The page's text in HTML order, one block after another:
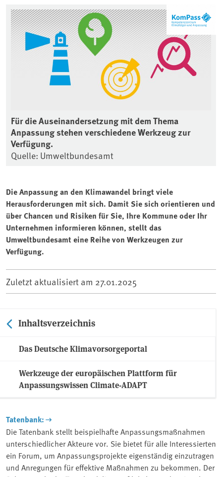
Für die Auseinandersetzung mit dem Thema
Anpassung stehen verschiedene Werkzeug zur
Verfügung.
Quelle: Umweltbundesamt
Die Anpassung an den Klimawandel bringt viele
Herausforderungen mit sich. Damit Sie sich orientieren und
über Chancen und Risiken für Sie, Ihre Kommune oder Ihr
Unternehmen informieren können, stellt das
Umweltbundesamt eine Reihe von Werkzeugen zur
Verfügung.
Zuletzt aktualisiert am 27.01.2025
Inhaltsverzeichnis
Das Deutsche Klimavorsorgeportal
Werkzeuge der europäischen Plattform für
Anpassungswissen Climate-ADAPT
Tatenbank:
Die Tatenbank stellt beispielhafte Anpassungsmaßnahmen
unterschiedlicher Akteure vor. Sie bietet für alle Interessierten
ein Forum, um Anpassungsprojekte eigenständig einzutragen
und Anregungen für effektive Maßnahmen zu bekommen. Der